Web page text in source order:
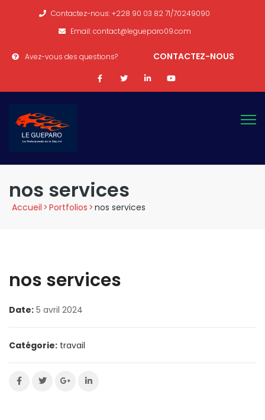
Contactez-nous: +228 90 03 82 71/70249090
Email: contact@legueparo09.com
Avez-vous des questions? CONTACTEZ-NOUS
nos services
Accueil > Portfolios > nos services
nos services
Date: 5 avril 2024
Catégorie: travail